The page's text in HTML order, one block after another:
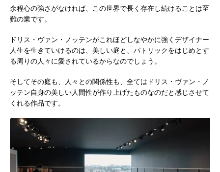
余程心の強さがなければ、この世界で長く存在し続けることは至
難の業です。
ドリス・ヴァン・ノッテンがこれほどしなやかに強くデザイナー
人生を生きていけるのは、美しい庭と、パトリックをはじめとす
る周りの人々に愛されているからなのでしょう。
そしてその庭も、人々との関係性も、全てはドリス・ヴァン・ノ
ッテン自身の美しい人間性が作り上げたものなのだと感じさせて
くれる作品です。